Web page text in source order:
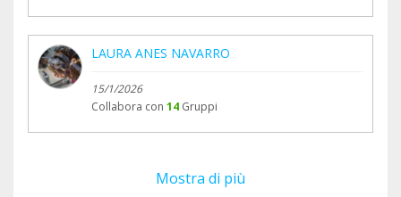
LAURA ANES NAVARRO
15/1/2026
Collabora con 14 Gruppi
Mostra di più